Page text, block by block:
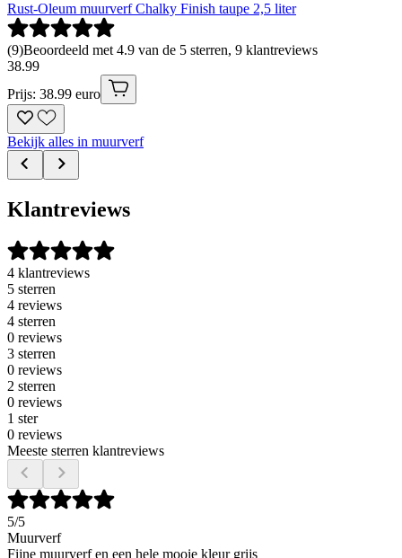
Rust-Oleum muurverf Chalky Finish taupe 2,5 liter
(9)Beoordeeld met 4.9 van de 5 sterren, 9 klantreviews
38.99
Prijs: 38.99 euro
Bekijk alles in muurverf
Klantreviews
4 klantreviews
5 sterren
4 reviews
4 sterren
0 reviews
3 sterren
0 reviews
2 sterren
0 reviews
1 ster
0 reviews
Meeste sterren klantreviews
5/5
Muurverf
Fijne muurverf en een hele mooie kleur grijs